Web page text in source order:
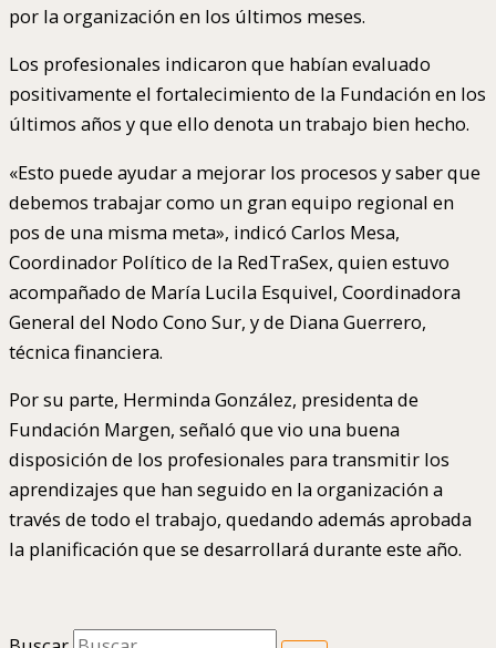
por la organización en los últimos meses.
Los profesionales indicaron que habían evaluado
positivamente el fortalecimiento de la Fundación en los
últimos años y que ello denota un trabajo bien hecho.
«Esto puede ayudar a mejorar los procesos y saber que
debemos trabajar como un gran equipo regional en
pos de una misma meta», indicó Carlos Mesa,
Coordinador Político de la RedTraSex, quien estuvo
acompañado de María Lucila Esquivel, Coordinadora
General del Nodo Cono Sur, y de Diana Guerrero,
técnica financiera.
Por su parte, Herminda González, presidenta de
Fundación Margen, señaló que vio una buena
disposición de los profesionales para transmitir los
aprendizajes que han seguido en la organización a
través de todo el trabajo, quedando además aprobada
la planificación que se desarrollará durante este año.